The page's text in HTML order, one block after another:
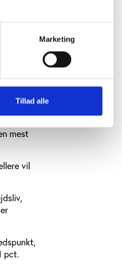
Marketing
Tillad alle
mens
af de
mest
vil
pct.